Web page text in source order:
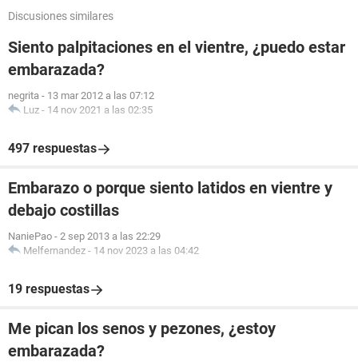
Discusiones similares
Siento palpitaciones en el vientre, ¿puedo estar
embarazada?
negrita - 13 mar 2012 a las 07:12
Luz - 14 nov 2021 a las 02:35
497 respuestas
Embarazo o porque siento latidos en vientre y
debajo costillas
NaniePao - 2 sep 2013 a las 22:29
Melfernandez - 14 nov 2023 a las 04:42
19 respuestas
Me pican los senos y pezones, ¿estoy
embarazada?